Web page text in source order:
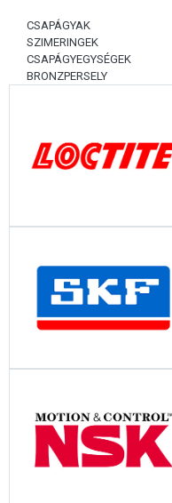
CSAPÁGYAK
SZIMERINGEK
CSAPÁGYEGYSÉGEK
BRONZPERSELY